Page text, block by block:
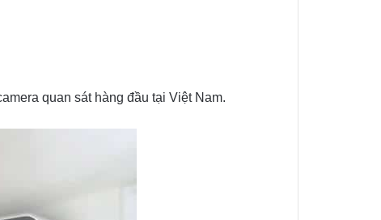
quan sát hàng đầu tại Việt Nam.